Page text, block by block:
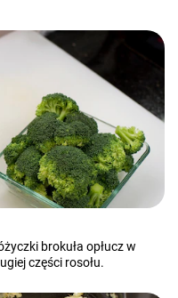
brokuła opłucz w
części rosołu.